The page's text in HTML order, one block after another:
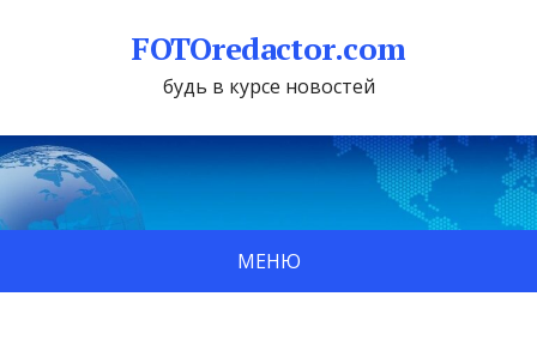
FOTOredactor.com
будь в курсе новостей
МЕНЮ